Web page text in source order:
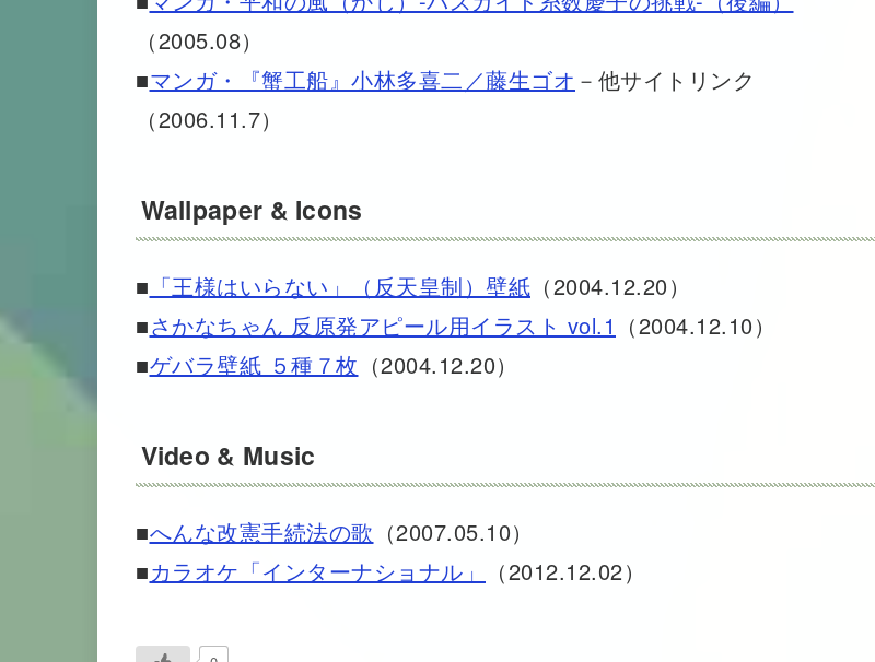
（2005.08）
■マンガ・『蟹工船』小林多喜二／藤生ゴオ －他サイトリンク
（2006.11.7）
Wallpaper & Icons
■ 「王様はいらない」（反天皇制）壁紙 （2004.12.20）
■さかなちゃん 反原発アピール用イラスト vol.1 （2004.12.10）
■ゲバラ壁紙 ５種７枚 （2004.12.20）
Video & Music
■へんな改憲手続法の歌 （2007.05.10）
■カラオケ「インターナショナル」 （2012.12.02）